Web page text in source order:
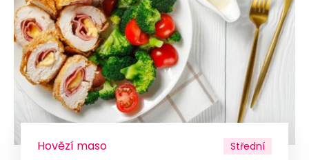
Hovězí maso Střední